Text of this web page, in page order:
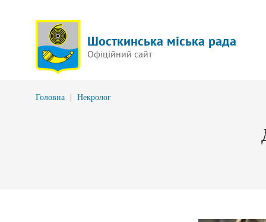
Шосткинська міська рада
Офіційний сайт
Головна Некролог